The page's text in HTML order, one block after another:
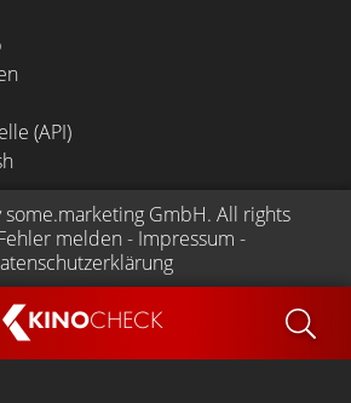
KINOCHECK
(API)
some.marketing GmbH. All rights
melden - Impressum -